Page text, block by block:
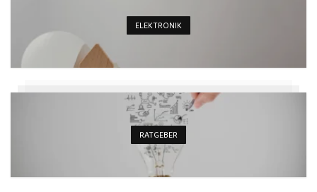
ELEKTRONIK
RATGEBER